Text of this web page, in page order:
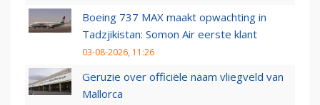
Boeing 737 MAX maakt opwachting in
Tadzjikistan: Somon Air eerste klant
03-08-2026, 11:26
Geruzie over officiële naam vliegveld van
Mallorca